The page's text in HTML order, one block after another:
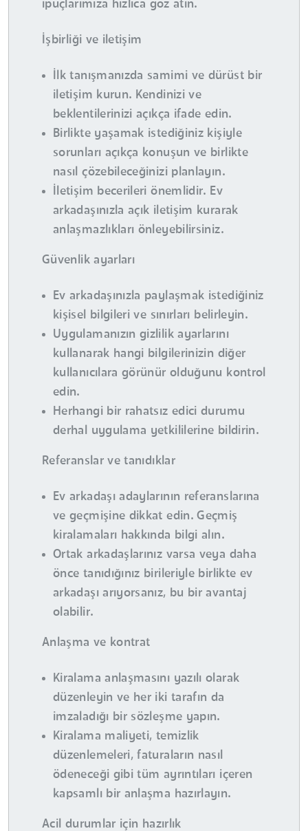
ipuçlarımıza hızlıca göz atın.
İşbirliği ve iletişim
İlk tanışmanızda samimi ve dürüst bir
iletişim kurun. Kendinizi ve
beklentilerinizi açıkça ifade edin.
Birlikte yaşamak istediğiniz kişiyle
sorunları açıkça konuşun ve birlikte
nasıl çözebileceğinizi planlayın.
İletişim becerileri önemlidir. Ev
arkadaşınızla açık iletişim kurarak
anlaşmazlıkları önleyebilirsiniz.
Güvenlik ayarları
Ev arkadaşınızla paylaşmak istediğiniz
kişisel bilgileri ve sınırları belirleyin.
Uygulamanızın gizlilik ayarlarını
kullanarak hangi bilgilerinizin diğer
kullanıcılara görünür olduğunu kontrol
edin.
Herhangi bir rahatsız edici durumu
derhal uygulama yetkililerine bildirin.
Referanslar ve tanıdıklar
Ev arkadaşı adaylarının referanslarına
ve geçmişine dikkat edin. Geçmiş
kiralamaları hakkında bilgi alın.
Ortak arkadaşlarınız varsa veya daha
önce tanıdığınız birileriyle birlikte ev
arkadaşı arıyorsanız, bu bir avantaj
olabilir.
Anlaşma ve kontrat
Kiralama anlaşmasını yazılı olarak
düzenleyin ve her iki tarafın da
imzaladığı bir sözleşme yapın.
Kiralama maliyeti, temizlik
düzenlemeleri, faturaların nasıl
ödeneceği gibi tüm ayrıntıları içeren
kapsamlı bir anlaşma hazırlayın.
Acil durumlar için hazırlık